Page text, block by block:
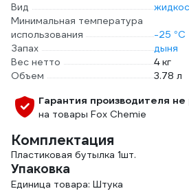
Вид
Минимальная температура
использования
-25 °С
Запах
дыня
Вес нетто
4 кг
Объем
3.78 л
Гарантия производителя
на товары Fox Chemie
Комплектация
Пластиковая бутылка 1шт.
Упаковка
Единица товара: Штука